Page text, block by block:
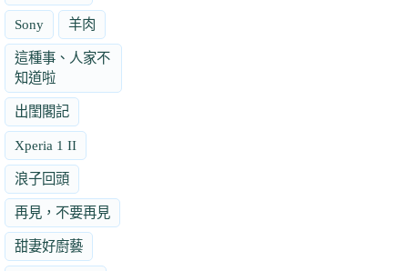
Sony 羊肉
這種事、人家不
知道啦
出閨閣記
Xperia 1 II
浪子回頭
再見，不要再見
甜妻好廚藝